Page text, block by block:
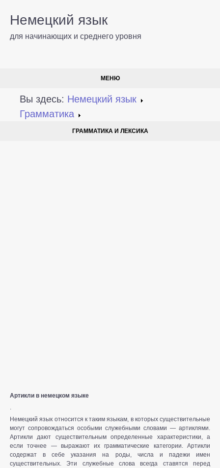
Немецкий язык
для начинающих и среднего уровня
МЕНЮ
Вы здесь: Немецкий язык
Грамматика
ГРАММАТИКА И ЛЕКСИКА
Артикли в немецком языке
.
Немецкий язык относится к таким языкам, в которых существительные
могут сопровождаться особыми служебными словами — артиклями.
Артикли дают существительным определенные характеристики, а
если точнее — выражают их грамматические категории. Артикли
содержат в себе указания на роды, числа и падежи имен
существительных. Эти служебные слова всегда ставятся перед